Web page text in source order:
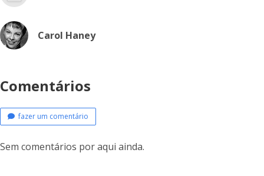
Carol Haney
Comentários
fazer um comentário
Sem comentários por aqui ainda.